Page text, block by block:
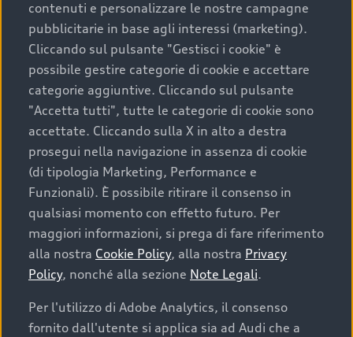
Scegliere un’auto usata è una decisione che coniuga
convenienza, affidabilità e sostenibilità. Per fare un
acquisto sicuro, è essenziale considerare aspetti
determinanti come la garanzia inclusa e l’affidabilità del
marchio. Audi offre l’auto usata perfetta tramite Audi
Prima Scelta :plus
Cosa sapere prima di
acquistare la tua prossima
auto
I requisiti fondamentali da considerare prima di
contenuti e personalizzare le nostre campagne
pubblicitarie in base agli interessi (marketing).
Cliccando sul pulsante "Gestisci i cookie" è
possibile gestire categorie di cookie e accettare
categorie aggiuntive. Cliccando sul pulsante
"Accetta tutti", tutte le categorie di cookie sono
accettate. Cliccando sulla X in alto a destra
prosegui nella navigazione in assenza di cookie
(di tipologia Marketing, Performance e
Funzionali). È possibile ritirare il consenso in
qualsiasi momento con effetto futuro. Per
maggiori informazioni, si prega di fare riferimento
alla nostra Cookie Policy, alla nostra Privacy
Policy, nonché alla sezione Note Legali.
Per l'utilizzo di Adobe Analytics, il consenso
fornito dall'utente si applica sia ad Audi che a